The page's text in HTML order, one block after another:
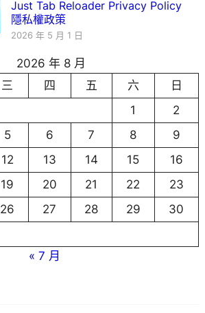
Just Tab Reloader Privacy Policy
隱私權政策
2026 年 5 月 1 日
2026 年 8 月
三 四 五 六
日
1
2
5 6 7 8
9
12 13 14 15
16
19 20 21 22
23
26 27 28 29
30
« 7 月